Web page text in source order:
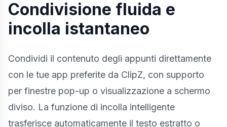
Condivisione fluida e
incolla istantaneo
Condividi il contenuto degli appunti direttamente
con le tue app preferite da ClipZ, con supporto
per finestre pop-up o visualizzazione a schermo
diviso. La funzione di incolla intelligente
trasferisce automaticamente il testo estratto o